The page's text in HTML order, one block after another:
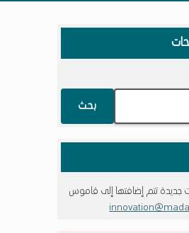
بحث
جديدة تتم إضافتها إلى قاموس